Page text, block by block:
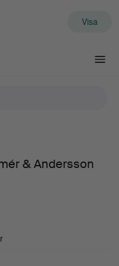
Visa
& Andersson